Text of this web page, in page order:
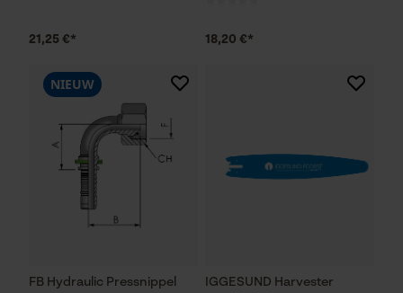
21,25 €* 18,20 €*
FB Hydraulic Pressnippel
NIEUW
IGGESUND Harvester